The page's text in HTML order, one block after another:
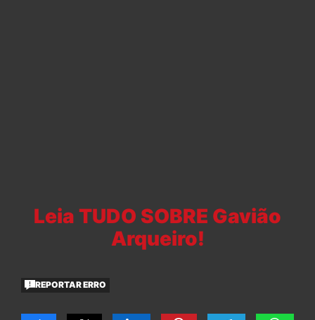
Leia TUDO SOBRE Gavião
Arqueiro!
REPORTAR ERRO